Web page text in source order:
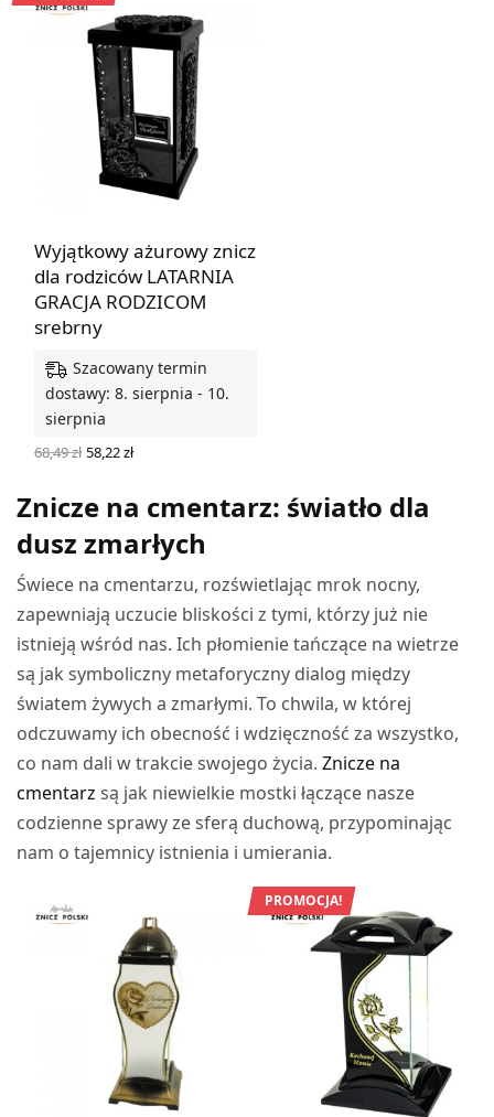
Wyjątkowy ażurowy znicz
dla rodziców LATARNIA
GRACJA RODZICOM
srebrny
Szacowany termin
dostawy: 8. sierpnia - 10.
sierpnia
68,49zł Pierwotna
cena
68,49 zł.
58,22złAktualna
58,22 zł.
Znicze na cmentarz: światło dla
dusz zmarłych
Świece na cmentarzu, rozświetlając mrok nocny,
zapewniają uczucie bliskości z tymi, którzy już nie
istnieją wśród nas. Ich płomienie tańczące na wietrze
są jak symboliczny metaforyczny dialog między
światem żywych a zmarłymi. To chwila, w której
odczuwamy ich obecność i wdzięczność za wszystko,
co nam dali w trakcie swojego życia.Znicze na
cmentarz są jak niewielkie mostki łączące nasze
codzienne sprawy ze sferą duchową, przypominając
nam o tajemnicy istnienia i umierania.
PROMOCJA!